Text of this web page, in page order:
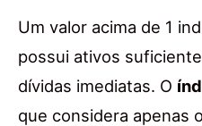
Um valor acima de 1
possui ativos
dívidas imediatas. O
que considera apenas